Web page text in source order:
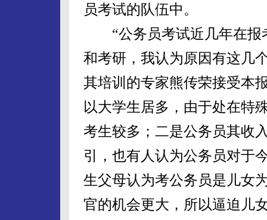
员考试的队伍中。
“公务员考试近几年在报
和考研，我认为原因有这几
其培训的专家熊传荣接受本
以大学生居多，由于处在特
考生较多；二是公务员其收
引，也有人认为公务员对于
生父母认为考公务员是儿女
官的机会更大，所以逼迫儿